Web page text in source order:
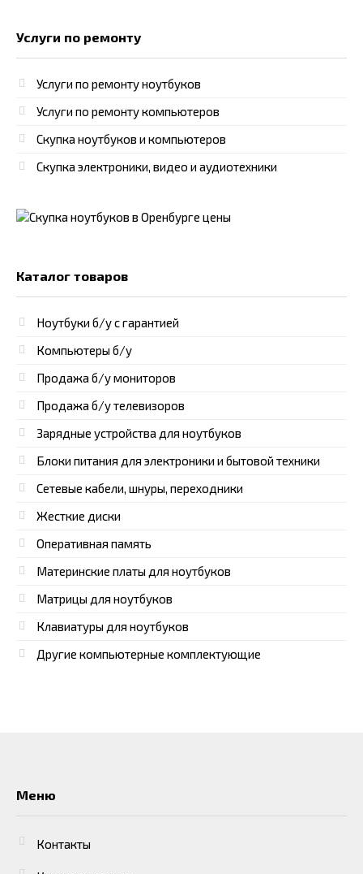
Услуги по ремонту
Услуги по ремонту ноутбуков
Услуги по ремонту компьютеров
Скупка ноутбуков и компьютеров
Скупка электроники, видео и аудиотехники
Каталог товаров
Ноутбуки б/у с гарантией
Компьютеры б/у
Продажа б/у мониторов
Продажа б/у телевизоров
Зарядные устройства для ноутбуков
Блоки питания для электроники и бытовой техники
Сетевые кабели, шнуры, переходники
Жесткие диски
Оперативная память
Материнские платы для ноутбуков
Матрицы для ноутбуков
Клавиатуры для ноутбуков
Другие компьютерные комплектующие
Меню
Контакты